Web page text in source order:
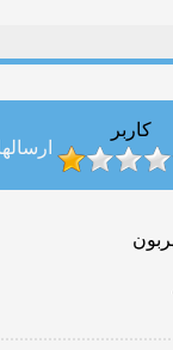
کاربر
ارسالها: